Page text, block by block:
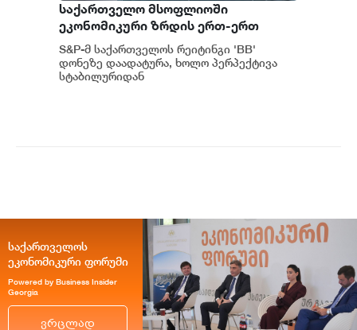
საქართველო მსოფლიოში
ეკონომიკური ზრდის ერთ-ერთ
ყველაზე მაღალ ტემპს ინარჩუნებს -
S&P
S&P-მ საქართველოს რეიტინგი 'BB'
დონეზე დაადატურა, ხოლო პერპექტივა
სტაბილურიდან
საქართველოს
ეკონომიკური ფორუმი
Powered by Business Insider
Georgia
ვრცლად